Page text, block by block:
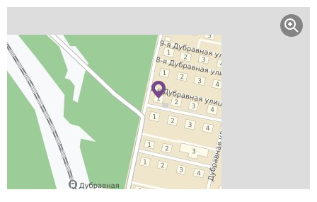
Рассчитать